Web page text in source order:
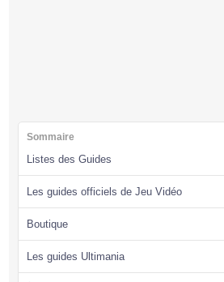
Sommaire
Listes des Guides
Les guides officiels de Jeu Vidéo
Boutique
Les guides Ultimania